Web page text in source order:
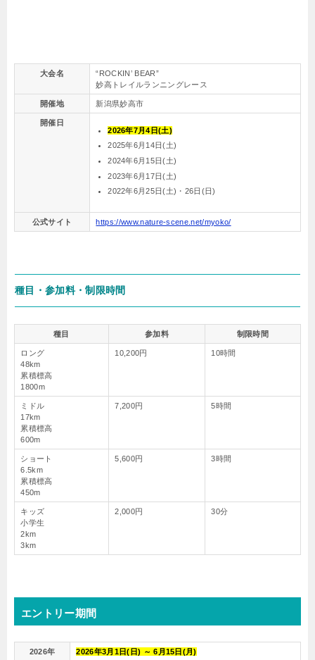
大会名
“ROCKIN’ BEAR”
妙高トレイルランニングレース
開催地 新潟県妙高市
開催日
2026年7月4日(土)
2025年6月14日(土)
2024年6月15日(土)
2023年6月17日(土)
2022年6月25日(土)・26日(日)
公式サイト https://www.nature-scene.net/myoko/
種目・参加料・制限時間
種目 参加料 制限時間
ロング
48km
累積標高
1800m
10,200円 10時間
ミドル
17km
累積標高
600m
7,200円 5時間
ショート
6.5km
累積標高
450m
5,600円 3時間
キッズ
小学生
2km
3km
2,000円 30分
エントリー期間
2026年 2026年3月1日(日) ～ 6月15日(月)